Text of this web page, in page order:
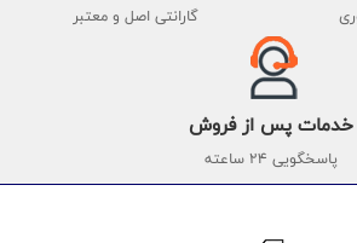
گارانتی اصل و معتبر
خدمات پس از فروش
پاسخگویی 24 ساعته